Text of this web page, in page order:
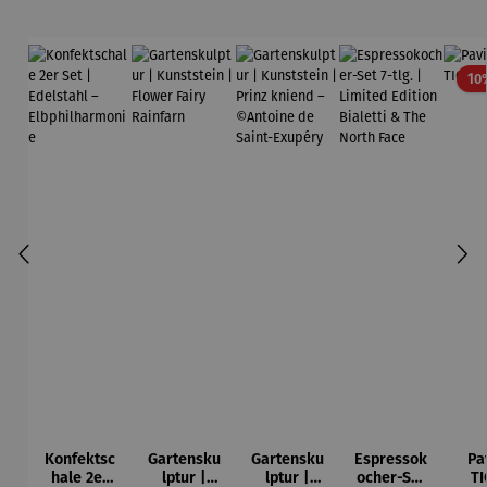
Konfektsc
hale 2er
Gartensku
lptur |
Gartensku
lptur |
Espressok
ocher-Set